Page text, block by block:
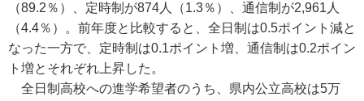
（89.2％）、定時制が874人（1.3％）、通信制が2,961人
（4.4％）。前年度と比較すると、全日制は0.5ポイント減と
なった一方で、定時制は0.1ポイント増、通信制は0.2ポイン
ト増とそれぞれ上昇した。
全日制高校への進学希望者のうち、県内公立高校は5万